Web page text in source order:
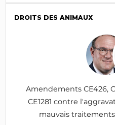
DROITS DES ANIMAUX
Amendements CE426,
CE1281 contre
mauvais